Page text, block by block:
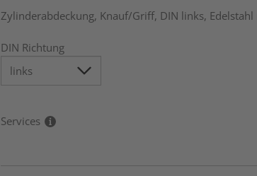
Zylinderabdeckung, Knauf/Griff, DIN links, Edelstahl
DIN Richtung
Services